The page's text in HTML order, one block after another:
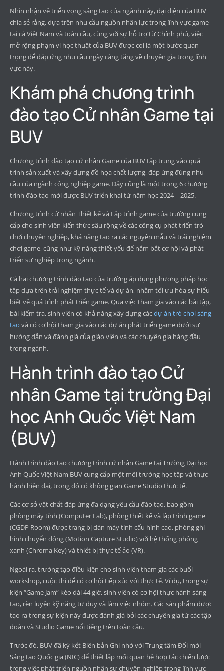
Nhìn nhận về triển vọng sáng tạo của ngành này, đại diện của BUV
chia sẻ rằng, dựa trên nhu cầu nguồn nhân lực trong lĩnh vực game
tại cả Việt Nam và toàn cầu, cùng với sự hỗ trợ từ Chính phủ, việc
mở rộng phạm vi học thuật của BUV được coi là một bước quan
trọng để đáp ứng nhu cầu ngày càng tăng về chuyên gia trong lĩnh
vực này.
Khám phá chương trình
đào tạo Cử nhân Game tại
BUV
Chương trình đào tạo cử nhân Game của BUV tập trung vào quá
trình sản xuất và xây dựng đồ họa chất lượng, đáp ứng đúng nhu
cầu của ngành công nghiệp game. Đây cũng là một trong 6 chương
trình đào tạo mới được BUV triển khai từ năm học 2024 – 2025.
Chương trình cử nhân Thiết kế và Lập trình game của trường cung
cấp cho sinh viên kiến thức sâu rộng về các công cụ phát triển trò
chơi chuyên nghiệp, khả năng tạo ra các nguyên mẫu và trải nghiệm
chơi game, cũng như kỹ năng thiết yếu để nắm bắt cơ hội và phát
triển sự nghiệp trong ngành.
Cả hai chương trình đào tạo của trường áp dụng phương pháp học
tập dựa trên trải nghiệm thực tế và dự án, nhằm tối ưu hóa sự hiểu
biết về quá trình phát triển game. Qua việc tham gia vào các bài tập,
bài kiểm tra, sinh viên có khả năng xây dựng cácdự án trò chơi sáng
tạo và có cơ hội tham gia vào các dự án phát triển game dưới sự
hướng dẫn và đánh giá của giáo viên và các chuyên gia hàng đầu
trong ngành.
Hành trình đào tạo Cử
nhân Game tại trường Đại
học Anh Quốc Việt Nam
(BUV)
Hành trình đào tạo chương trình cử nhân Game tại Trường Đại học
Anh Quốc Việt Nam BUV cung cấp một môi trường học tập và thực
hành hiện đại, trong đó có không gian Game Studio thực tế.
Các cơ sở vật chất đáp ứng đa dạng yêu cầu đào tạo, bao gồm
phòng máy tính (Computer Lab), phòng thiết kế và lập trình game
(CGDP Room) được trang bị dàn máy tính cấu hình cao, phòng ghi
hình chuyển động (Motion Capture Studio) với hệ thống phông
xanh (Chroma Key) và thiết bị thực tế ảo (VR).
Ngoài ra, trường tạo điều kiện cho sinh viên tham gia các buổi
workshop, cuộc thi để có cơ hội tiếp xúc với thực tế. Ví dụ, trong sự
kiện “Game Jam” kéo dài 44 giờ, sinh viên có cơ hội thực hành sáng
tạo, rèn luyện kỹ năng tư duy và làm việc nhóm. Các sản phẩm được
tạo ra trong sự kiện này được đánh giá bởi các chuyên gia từ các tập
đoàn và Studio Game nổi tiếng trên toàn cầu.
Trước đó, BUV đã ký kết Biên bản Ghi nhớ với Trung tâm Đổi mới
Sáng tạo Quốc gia (NIC) để thiết lập mối quan hệ hợp tác chiến lược
trong việc phát triển nguồn nhân sự chuyên nghiệp trong lĩnh vực